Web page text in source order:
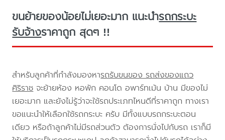
ขนย้ายของน้อยไม่เยอะมาก แนะนำรถกระบะ
รับจ้างราคาถูก สุดๆ !!
สำหรับลูกค้าที่กำลังมองหารถรับขนของ รถส่งของแถว
ศิริราช จะย้ายห้อง หอพัก คอนโด อพาร์ทเม้น บ้าน มีของไม่
เยอะมาก และยังไม่รู้ว่าจะใช้รถประเภทไหนดีที่ราคาถูก ทางเรา
ขอแนะนำให้เลือกใช้รถกระบะ ครับ มีทั้งแบบรถกระบะตอน
เดียว หรือถ้าลูกค้าไม่มีรถส่วนตัว ต้องการนั่งไปกับรถ เราก็มี